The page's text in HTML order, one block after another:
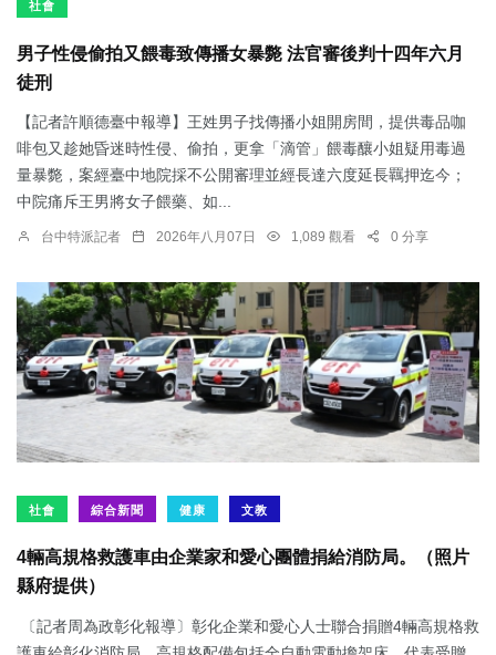
社會
男子性侵偷拍又餵毒致傳播女暴斃 法官審後判十四年六月
徒刑
【記者許順德臺中報導】王姓男子找傳播小姐開房間，提供毒品咖
啡包又趁她昏迷時性侵、偷拍，更拿「滴管」餵毒釀小姐疑用毒過
量暴斃，案經臺中地院採不公開審理並經長達六度延長羈押迄今；
中院痛斥王男將女子餵藥、如...
台中特派記者 2026年八月07日 1,089 觀看 0 分享
社會 綜合新聞 健康 文教
4輛高規格救護車由企業家和愛心團體捐給消防局。（照片
縣府提供）
〔記者周為政彰化報導〕彰化企業和愛心人士聯合捐贈4輛高規格救